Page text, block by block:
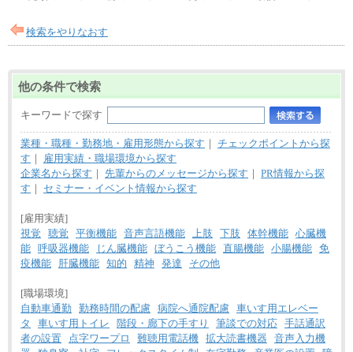
中途：
月給制
226,600円～390,100円（勤務地域等により異なりま
ます。
・試用期間中も同額支給します。
検索をやりなおす
他の条件で検索
キーワードで探す
業種・職種・勤務地・雇用形態から探す ｜ チェックポイントから探
す ｜
雇用実績・職場環境から探す
企業名から探す ｜ 先輩からのメッセージから探す ｜ PR情報から探
す ｜ セミナー・イベント情報から探す
[雇用実績]
視覚
聴覚 平衡機能 音声言語機能 上肢 下肢 体幹機能 心臓機
能 呼吸器機能 じん臓機能 ぼうこう機能 直腸機能 小腸機能 免
疫機能
肝臓機能 知的 精神 発達 その他
[職場環境]
自動車通勤
勤務時間の配慮 病院へ通院配慮 車いす用エレベー
タ
車いす用トイレ 階段・廊下の手すり 筆談での対応 手話通訳
者の設置
点字ワープロ 難聴用電話機 拡大読書機器
音声入力機